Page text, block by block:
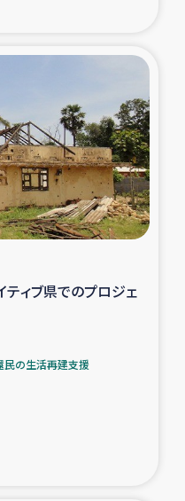
ィブ県でのプロジェ
民の生活再建支援